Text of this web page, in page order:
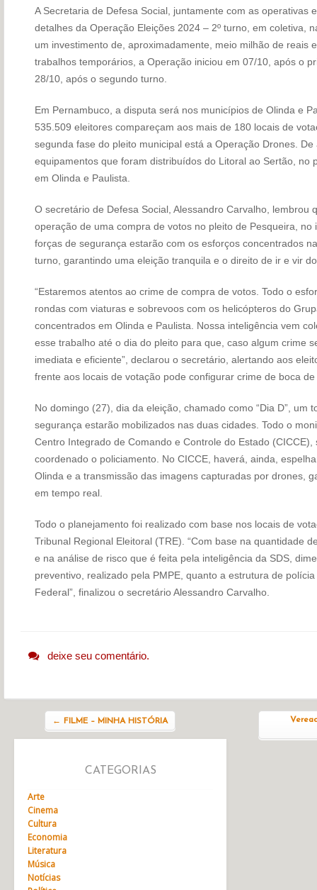
A Secretaria de Defesa Social, juntamente com as operativas
detalhes da Operação Eleições 2024 – 2º turno, em coletiva,
um investimento de, aproximadamente, meio milhão de reais
trabalhos temporários, a Operação iniciou em 07/10, após o
28/10, após o segundo turno.
Em Pernambuco, a disputa será nos municípios de Olinda e
535.509 eleitores compareçam aos mais de 180 locais de
segunda fase do pleito municipal está a Operação Drones.
equipamentos que foram distribuídos do Litoral ao Sertão, no
em Olinda e Paulista.
O secretário de Defesa Social, Alessandro Carvalho, lembrou
operação de uma compra de votos no pleito de Pesqueira,
forças de segurança estarão com os esforços concentrados
turno, garantindo uma eleição tranquila e o direito de ir e vir
“Estaremos atentos ao crime de compra de votos. Todo o
rondas com viaturas e sobrevoos com os helicópteros do
concentrados em Olinda e Paulista. Nossa inteligência vem
esse trabalho até o dia do pleito para que, caso algum crime
imediata e eficiente”, declarou o secretário, alertando aos
frente aos locais de votação pode configurar crime de boca
No domingo (27), dia da eleição, chamado como “Dia D”, um
segurança estarão mobilizados nas duas cidades. Todo o
Centro Integrado de Comando e Controle do Estado
coordenado o policiamento. No CICCE, haverá, ainda,
Olinda e a transmissão das imagens capturadas por drones,
em tempo real.
Todo o planejamento foi realizado com base nos locais de
Tribunal Regional Eleitoral (TRE). “Com base na quantidade
e na análise de risco que é feita pela inteligência da SDS,
preventivo, realizado pela PMPE, quanto a estrutura de
Federal”, finalizou o secretário Alessandro Carvalho.
deixe seu comentário.
← FILME – MINHA HISTÓRIA
CATEGORIAS
Arte
Cinema
Cultura
Economia
Literatura
Música
Notícias